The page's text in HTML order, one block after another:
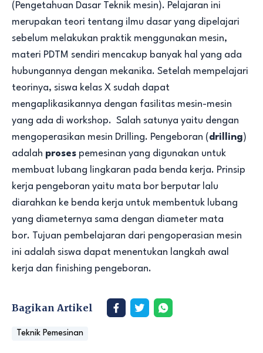
(Pengetahuan Dasar Teknik mesin). Pelajaran ini
merupakan teori tentang ilmu dasar yang dipelajari
sebelum melakukan praktik menggunakan mesin,
materi PDTM sendiri mencakup banyak hal yang ada
hubungannya dengan mekanika. Setelah mempelajari
teorinya, siswa kelas X sudah dapat
mengaplikasikannya dengan fasilitas mesin-mesin
yang ada di workshop. Salah satunya yaitu dengan
mengoperasikan mesin Drilling. Pengeboran (drilling)
adalah proses pemesinan yang digunakan untuk
membuat lubang lingkaran pada benda kerja. Prinsip
kerja pengeboran yaitu mata bor berputar lalu
diarahkan ke benda kerja untuk membentuk lubang
yang diameternya sama dengan diameter mata
bor. Tujuan pembelajaran dari pengoperasian mesin
ini adalah siswa dapat menentukan langkah awal
kerja dan finishing pengeboran.
Bagikan Artikel
Teknik Pemesinan